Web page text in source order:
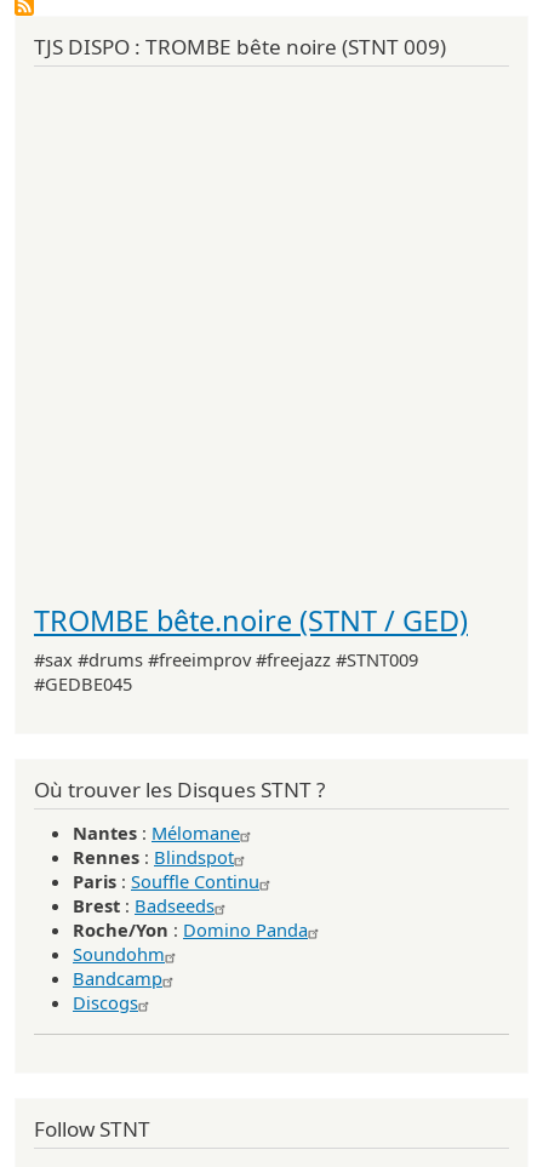
TJS DISPO : TROMBE bête noire (STNT 009)
TROMBE bête.noire (STNT / GED)
#sax #drums #freeimprov #freejazz #STNT009
#GEDBE045
Où trouver les Disques STNT ?
Nantes : Mélomane
Rennes : Blindspot
Paris : Souffle Continu
Brest : Badseeds
Roche/Yon : Domino Panda
Soundohm
Bandcamp
Discogs
Follow STNT